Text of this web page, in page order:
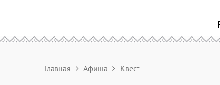
Главная Афиша Квест